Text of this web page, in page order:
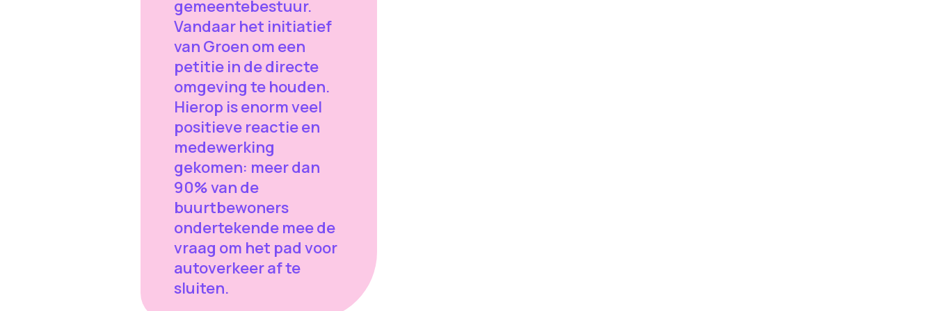
gemeentebestuur.
Vandaar het initiatief
van Groen om een
petitie in de directe
omgeving te houden.
Hierop is enorm veel
positieve reactie en
medewerking
gekomen: meer dan
90% van de
buurtbewoners
ondertekende mee de
vraag om het pad voor
autoverkeer af te
sluiten.